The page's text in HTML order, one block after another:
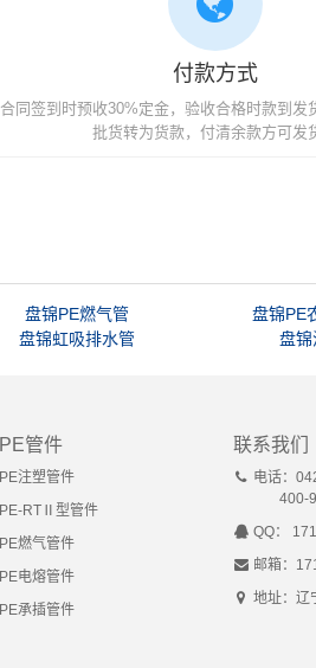
付款方式
合同签到时预收30%定金，验收合格时款到发
批货转为货款，付清余款方可发
盘锦PE燃气管 盘锦PE
盘锦虹吸排水管 盘锦
PE管件
PE注塑管件
PE-RTⅡ型管件
PE燃气管件
PE电熔管件
PE承插管件
联系我们
电话：
400-
QQ：
邮箱：
地址：辽